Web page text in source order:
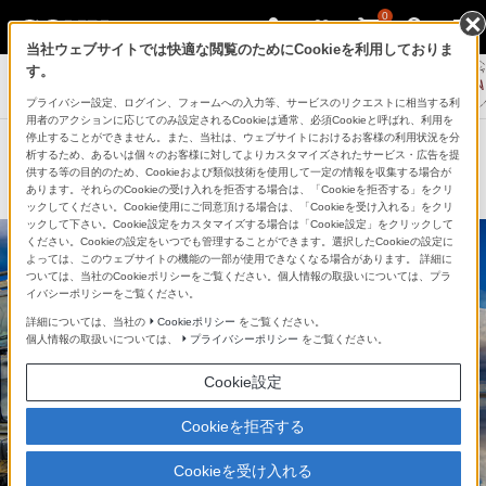
0
BACK NUMBER
当記事は2016年4月～2017年3月にご紹介したものです。
商品がすでに生産完了している場合もございます。
当社ウェブサイトでは快適な閲覧のためにCookieを利用しておりま
す。
プライバシー設定、ログイン、フォームへの入力等、サービスのリクエストに相当する利
用者のアクションに応じてのみ設定されるCookieは通常、必須Cookieと呼ばれ、利用を
停止することができません。また、当社は、ウェブサイトにおけるお客様の利用状況を分
析するため、あるいは個々のお客様に対してよりカスタマイズされたサービス・広告を提
供する等の目的のため、Cookieおよび類似技術を使用して一定の情報を収集する場合が
あります。それらのCookieの受け入れを拒否する場合は、「Cookieを拒否する」をクリ
ックしてください。Cookie使用にご同意頂ける場合は、「Cookieを受け入れる」をクリ
ックして下さい。Cookie設定をカスタマイズする場合は「Cookie設定」をクリックして
ください。Cookieの設定をいつでも管理することができます。選択したCookieの設定に
よっては、このウェブサイトの機能の一部が使用できなくなる場合があります。 詳細に
ついては、当社のCookieポリシーをご覧ください。個人情報の取扱いについては、プラ
イバシーポリシーをご覧ください。
詳細については、当社の Cookieポリシー をご覧ください。
個人情報の取扱いについては、
プライバシーポリシー をご覧ください。
Cookie設定
Cookieを拒否する
Cookieを受け入れる